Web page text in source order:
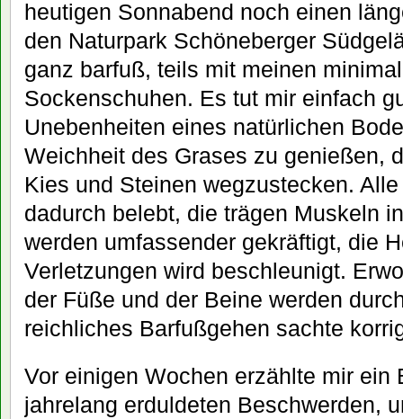
heutigen Sonnabend noch einen
den Naturpark Schöneberger
ganz barfuß, teils mit meinen
Sockenschuhen. Es tut mir einfach
Unebenheiten eines natürlichen
Weichheit des Grases zu genießen,
Kies und Steinen wegzustecken.
dadurch belebt, die trägen Muskeln
werden umfassender gekräftigt, die
Verletzungen wird beschleunigt.
der Füße und der Beine werden
reichliches Barfußgehen sachte
Vor einigen Wochen erzählte mir ein
jahrelang erduldeten Beschwerden,